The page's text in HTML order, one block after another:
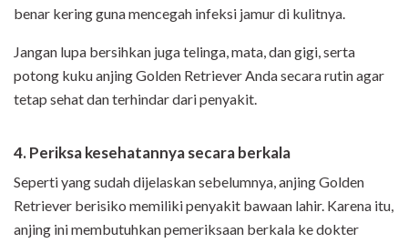
benar kering guna mencegah infeksi jamur di kulitnya.
Jangan lupa bersihkan juga telinga, mata, dan gigi, serta
potong kuku anjing Golden Retriever Anda secara rutin agar
tetap sehat dan terhindar dari penyakit.
4. Periksa kesehatannya secara berkala
Seperti yang sudah dijelaskan sebelumnya, anjing Golden
Retriever berisiko memiliki penyakit bawaan lahir. Karena itu,
anjing ini membutuhkan pemeriksaan berkala ke dokter